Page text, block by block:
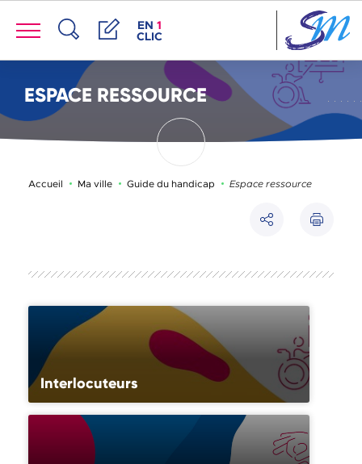
Menu ACCÈS DE LA FENÊTRE DES
EN 1
CLIC
ESPACE RESSOURCE
Accueil Ma ville Guide du handicap Page active :
Espace ressource
Partager
Imprimer
Interlocuteurs
Panneau de gestion des cookies